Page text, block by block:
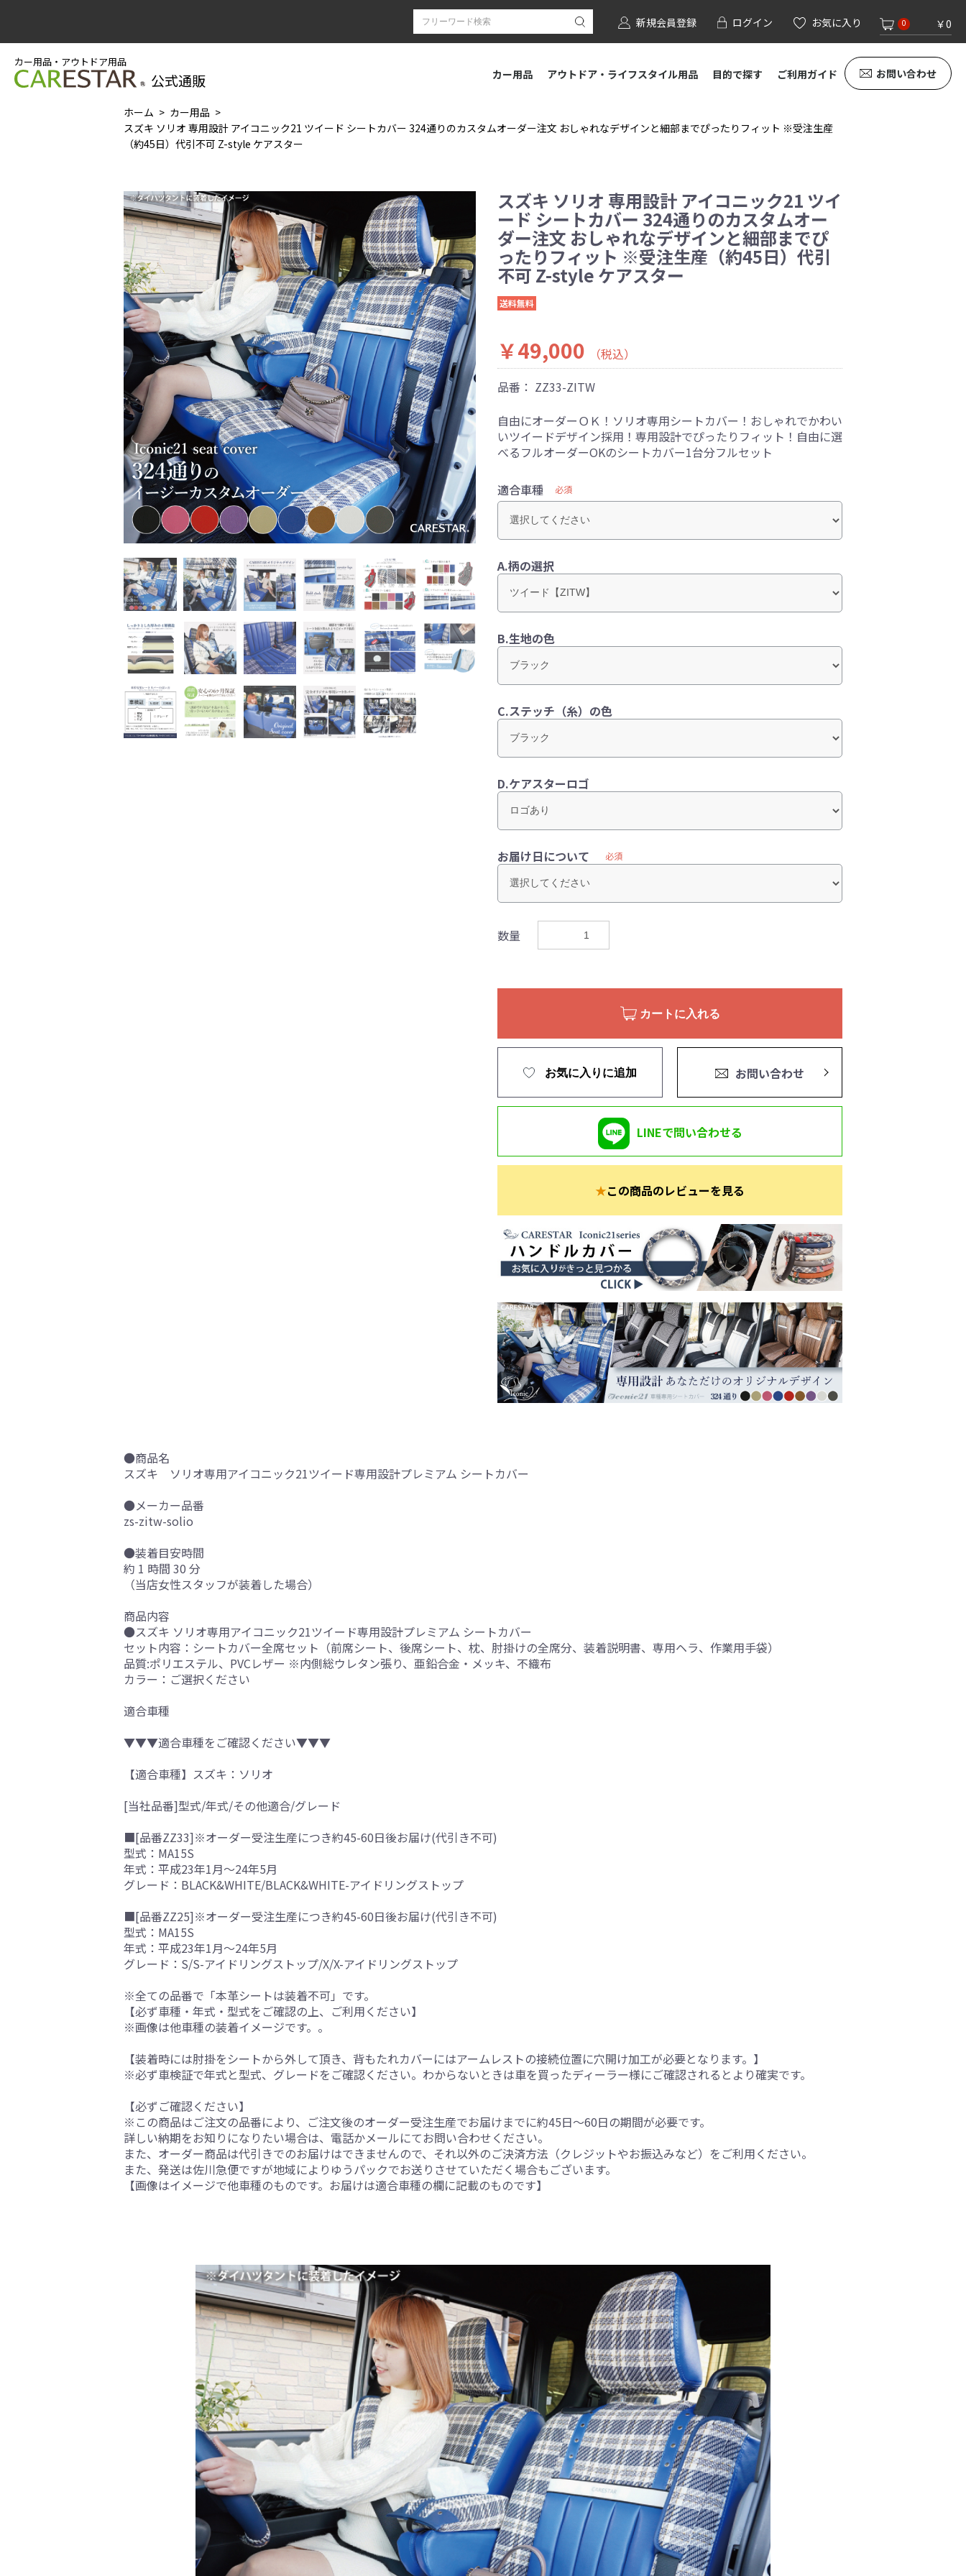
新規会員登録 ログイン お気に入り 0 ￥0
カー用品・アウトドア用品
公式通販 カー用品 アウトドア・ライフスタイル用品 目的で探す ご利用ガイド お問い合わせ
ホーム
カー用品
スズキ ソリオ 専用設計 アイコニック21 ツイード シートカバー 324通りのカスタムオーダー注文 おしゃれなデザインと細部までぴったりフィット ※受注生産
（約45日）代引不可 Z-style ケアスター
スズキ ソリオ 専用設計 アイコニック21 ツイ
ード シートカバー 324通りのカスタムオー
ダー注文 おしゃれなデザインと細部までぴ
ったりフィット ※受注生産（約45日）代引
不可 Z-style ケアスター
送料無料
￥49,000
（税込）
品番： ZZ33-ZITW
自由にオーダーＯＫ！ソリオ専用シートカバー！おしゃれでかわい
いツイードデザイン採用！専用設計でぴったりフィット！自由に選
べるフルオーダーOKのシートカバー1台分フルセット
適合車種 必須
A.柄の選択
B.生地の色
C.ステッチ（糸）の色
D.ケアスターロゴ
お届け日について 必須
数量
カートに入れる
お気に入りに追加 お問い合わせ
LINEで問い合わせる
★この商品のレビューを見る
●商品名
スズキ ソリオ専用アイコニック21ツイード専用設計プレミアム シートカバー
●メーカー品番
zs-zitw-solio
●装着目安時間
約 1 時間 30 分
（当店女性スタッフが装着した場合）
商品内容
●スズキ ソリオ専用アイコニック21ツイード専用設計プレミアム シートカバー
セット内容：シートカバー全席セット（前席シート、後席シート、枕、肘掛けの全席分、装着説明書、専用ヘラ、作業用手袋）
品質:ポリエステル、PVCレザー ※内側総ウレタン張り、亜鉛合金・メッキ、不織布
カラー：ご選択ください
適合車種
▼▼▼適合車種をご確認ください▼▼▼
【適合車種】スズキ：ソリオ
[当社品番]型式/年式/その他適合/グレード
■[品番ZZ33]※オーダー受注生産につき約45-60日後お届け(代引き不可)
型式：MA15S
年式：平成23年1月～24年5月
グレード：BLACK&WHITE/BLACK&WHITE-アイドリングストップ
■[品番ZZ25]※オーダー受注生産につき約45-60日後お届け(代引き不可)
型式：MA15S
年式：平成23年1月～24年5月
グレード：S/S-アイドリングストップ/X/X-アイドリングストップ
※全ての品番で「本革シートは装着不可」です。
【必ず車種・年式・型式をご確認の上、ご利用ください】
※画像は他車種の装着イメージです。。
【装着時には肘掛をシートから外して頂き、背もたれカバーにはアームレストの接続位置に穴開け加工が必要となります。】
※必ず車検証で年式と型式、グレードをご確認ください。わからないときは車を買ったディーラー様にご確認されるとより確実です。
【必ずご確認ください】
※この商品はご注文の品番により、ご注文後のオーダー受注生産でお届けまでに約45日～60日の期間が必要です。
詳しい納期をお知りになりたい場合は、電話かメールにてお問い合わせください。
また、オーダー商品は代引きでのお届けはできませんので、それ以外のご決済方法（クレジットやお振込みなど）をご利用ください。
また、発送は佐川急便ですが地域によりゆうパックでお送りさせていただく場合もございます。
【画像はイメージで他車種のものです。お届けは適合車種の欄に記載のものです】